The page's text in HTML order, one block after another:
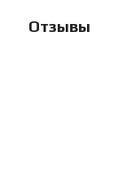
Отзывы